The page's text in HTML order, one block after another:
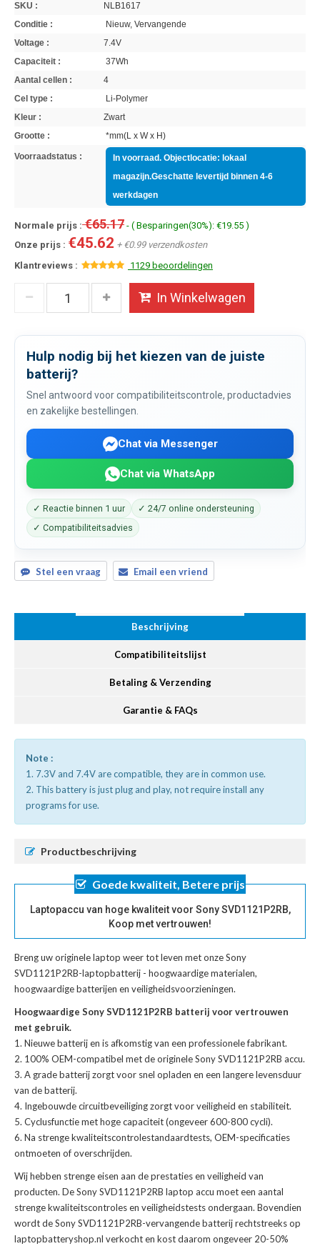
SKU :
NLB1617
Conditie :
Nieuw, Vervangende
Voltage :
7.4V
Capaciteit :
37Wh
Aantal cellen :
4
Cel type :
Li-Polymer
Kleur :
Zwart
Grootte :
*mm(L x W x H)
Voorraadstatus :
In voorraad. Objectlocatie: lokaal
magazijn.Geschatte levertijd binnen 4-6
werkdagen
Normale prijs :€65.17 - ( Besparingen(30%): €19.55 )
Onze prijs : €45.62 + €0.99 verzendkosten
Klantreviews :
1129 beoordelingen
In Winkelwagen
Hulp nodig bij het kiezen van de juiste
batterij?
Snel antwoord voor compatibiliteitscontrole, productadvies
en zakelijke bestellingen.
Chat via Messenger
Chat via WhatsApp
✓ Reactie binnen 1 uur
✓ 24/7 online ondersteuning
✓ Compatibiliteitsadvies
Stel een vraag Email een vriend
Beschrijving
Compatibiliteitslijst
Betaling & Verzending
Garantie & FAQs
Note :
1. 7.3V and 7.4V are compatible, they are in common use.
2. This battery is just plug and play, not require install any
programs for use.
Productbeschrijving
Goede kwaliteit, Betere prijs
Laptopaccu van hoge kwaliteit voor Sony SVD1121P2RB,
Koop met vertrouwen!
Breng uw originele laptop weer tot leven met onzeSony
SVD1121P2RB-laptopbatterij - hoogwaardige materialen,
hoogwaardige batterijen en veiligheidsvoorzieningen.
Hoogwaardige Sony SVD1121P2RB batterij voor vertrouwen
met gebruik.
Nieuwe batterij en is afkomstig van een professionele fabrikant.
100% OEM-compatibel met deoriginele Sony SVD1121P2RB accu.
A grade batterij zorgt voor snel opladen en een langere levensduur
van de batterij.
Ingebouwde circuitbeveiliging zorgt voor veiligheid en stabiliteit.
Cyclusfunctie met hoge capaciteit (ongeveer 600-800 cycli).
Na strenge kwaliteitscontrolestandaardtests, OEM-specificaties
ontmoeten of overschrijden.
Wij hebben strenge eisen aan de prestaties en veiligheid van
producten. DeSony SVD1121P2RB laptop accu moet een aantal
strenge kwaliteitscontroles en veiligheidstests ondergaan. Bovendien
wordt deSony SVD1121P2RB-vervangende batterijrechtstreeks op
laptopbatteryshop.nl verkocht en kost daarom ongeveer 20-50%